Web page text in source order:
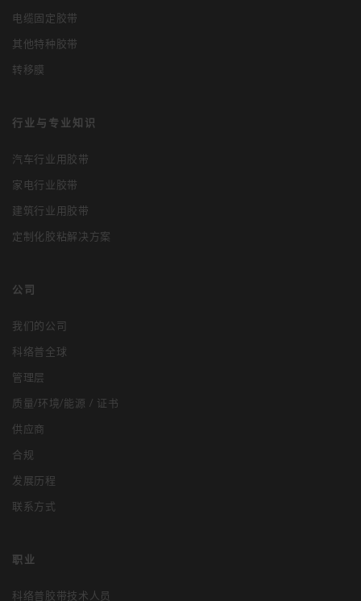
电缆固定胶带
其他特种胶带
转移膜
行业与专业知识
汽车行业用胶带
家电行业胶带
建筑行业用胶带
定制化胶粘解决方案
公司
我们的公司
科络普全球
管理层
质量/环境/能源 / 证书
供应商
合规
发展历程
联系方式
职业
科络普胶带技术人员